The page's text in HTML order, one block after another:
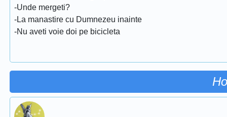
-Unde mergeti?
-La manastire cu Dumnezeu inainte
-Nu aveti voie doi pe bicicleta